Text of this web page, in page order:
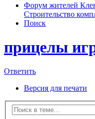
Форум жителей
Строительство
Поиск
прицелы
Ответить
Версия для печати